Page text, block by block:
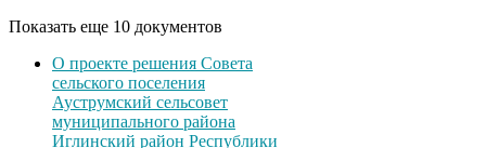
Показать еще 10 документов
О проекте решения Совета
сельского поселения
Ауструмский сельсовет
муниципального района
Иглинский район Республики